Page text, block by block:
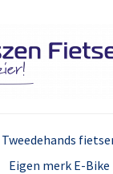
Tweedehands
Eigen merk E-